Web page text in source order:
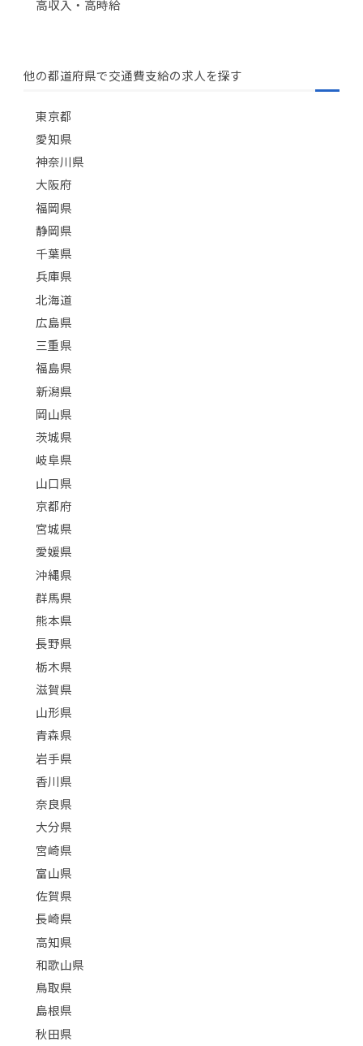
高収入・高時給
他の都道府県で交通費支給の求人を探す
東京都
愛知県
神奈川県
大阪府
福岡県
静岡県
千葉県
兵庫県
北海道
広島県
三重県
福島県
新潟県
岡山県
茨城県
岐阜県
山口県
京都府
宮城県
愛媛県
沖縄県
群馬県
熊本県
長野県
栃木県
滋賀県
山形県
青森県
岩手県
香川県
奈良県
大分県
宮崎県
富山県
佐賀県
長崎県
高知県
和歌山県
鳥取県
島根県
秋田県